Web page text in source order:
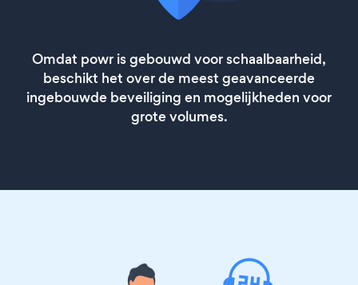
Omdat powr is gebouwd voor schaalbaarheid,
beschikt het over de meest geavanceerde
ingebouwde beveiliging en mogelijkheden voor
grote volumes.